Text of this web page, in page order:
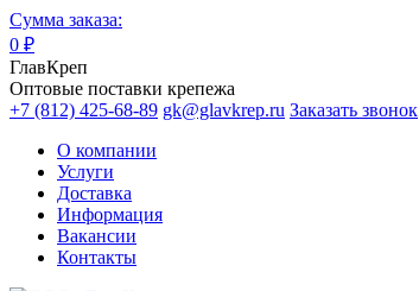
Сумма заказа:
0 ₽
ГлавКреп
Оптовые поставки крепежа
+7 (812) 425-68-89 gk@glavkrep.ru Заказать звонок
О компании
Услуги
Доставка
Информация
Вакансии
Контакты